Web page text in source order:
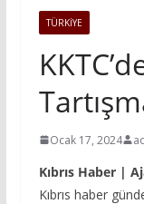
TÜRKIYE
Ocak 17, 2024
Kıbrıs Haber |
Kıbrıs haber